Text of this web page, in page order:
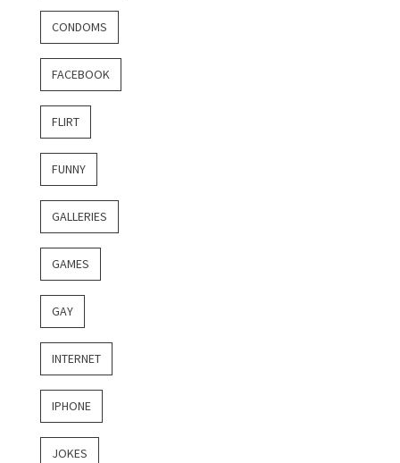
CONDOMS
FACEBOOK
FLIRT
FUNNY
GALLERIES
GAMES
GAY
INTERNET
IPHONE
JOKES